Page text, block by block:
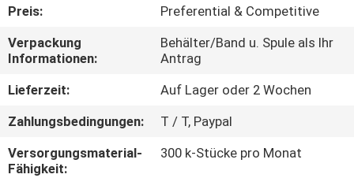
TRETEN
SIE
MIT
UNS
IN
VERBINDUNG
Preis:
Preferential & Competitive
Verpackung
Informationen:
Behälter/Band u. Spule als Ihr
Antrag
Lieferzeit:
Auf Lager oder 2 Wochen
Zahlungsbedingungen:
T / T, Paypal
Versorgungsmaterial-
Fähigkeit:
300 k-Stücke pro Monat